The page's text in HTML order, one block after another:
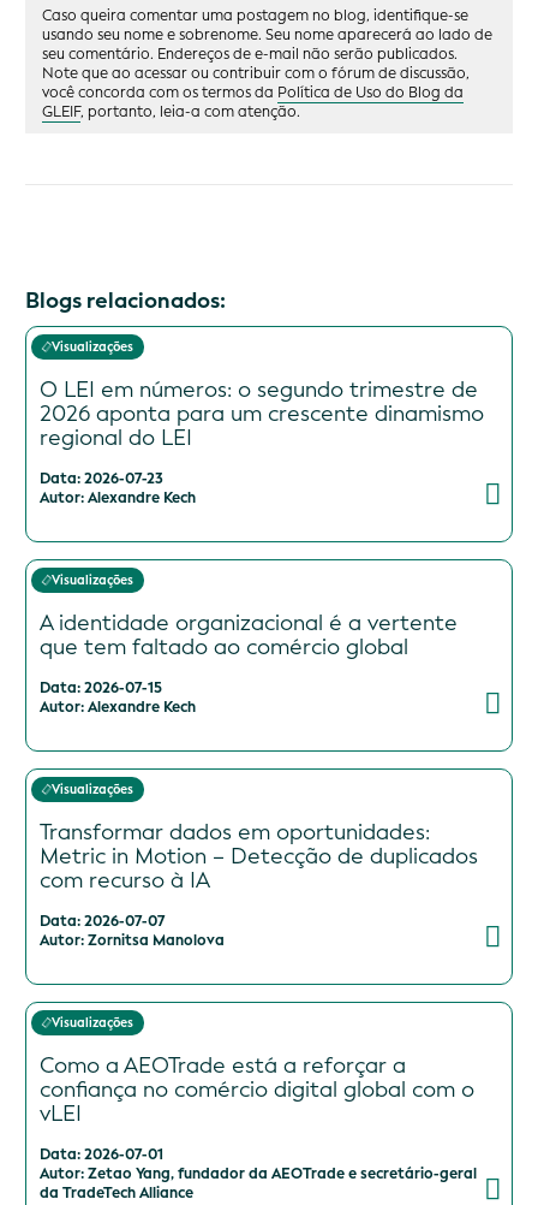
Caso queira comentar uma postagem no blog, identifique-se
usando seu nome e sobrenome. Seu nome aparecerá ao lado de
seu comentário. Endereços de e-mail não serão publicados.
Note que ao acessar ou contribuir com o fórum de discussão,
você concorda com os termos da Política de Uso do Blog da
GLEIF, portanto, leia-a com atenção.
Blogs relacionados:
Visualizações
O LEI em números: o segundo trimestre de
2026 aponta para um crescente dinamismo
regional do LEI
Data: 2026-07-23
Autor: Alexandre Kech
Visualizações
A identidade organizacional é a vertente
que tem faltado ao comércio global
Data: 2026-07-15
Autor: Alexandre Kech
Visualizações
Transformar dados em oportunidades:
Metric in Motion – Detecção de duplicados
com recurso à IA
Data: 2026-07-07
Autor: Zornitsa Manolova
Visualizações
Como a AEOTrade está a reforçar a
confiança no comércio digital global com o
vLEI
Data: 2026-07-01
Autor: Zetao Yang, fundador da AEOTrade e secretário-geral
da TradeTech Alliance